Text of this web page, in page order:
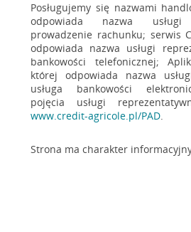
Posługujemy się nazwami
odpowiada nazwa usługi
prowadzenie rachunku; serwis
odpowiada nazwa usługi
bankowości telefonicznej;
której odpowiada nazwa
usługa bankowości
pojęcia usługi
www.credit-agricole.pl/PAD.
Strona ma charakter